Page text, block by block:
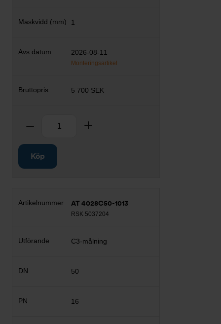
1
2026-08-11
Monteringsartikel
5 700 SEK
Ta bort
Köp
AT 4028C50-1013
RSK 5037204
C3-målning
50
16